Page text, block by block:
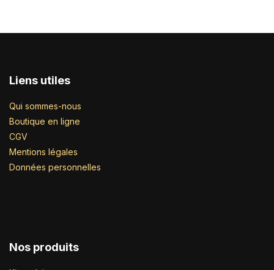
Liens utiles
Qui sommes-nous
Boutique en ligne
CGV
Mentions légales
Données personnelles
Nos produits